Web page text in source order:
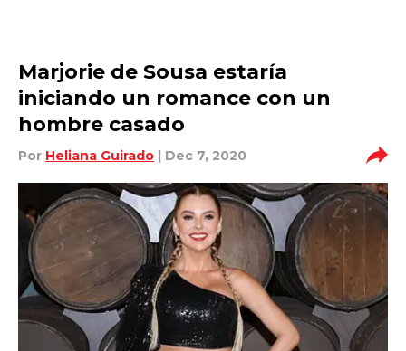
Marjorie de Sousa estaría
iniciando un romance con un
hombre casado
Por Heliana Guirado | Dec 7, 2020